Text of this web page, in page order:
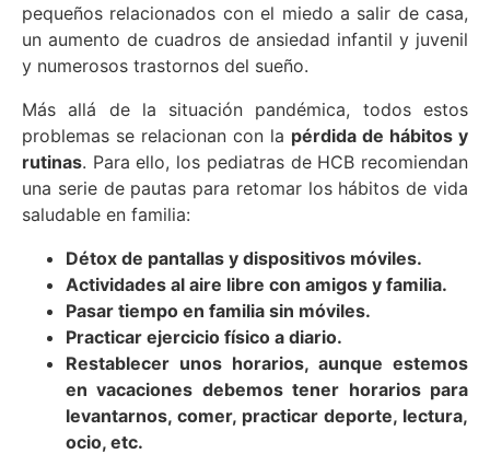
pequeños relacionados con el miedo a salir de casa,
un aumento de cuadros de ansiedad infantil y juvenil
y numerosos trastornos del sueño.
Más allá de la situación pandémica, todos estos
problemas se relacionan con la pérdida de hábitos y
rutinas. Para ello, los pediatras de HCB recomiendan
una serie de pautas para retomar los hábitos de vida
saludable en familia:
Détox de pantallas y dispositivos móviles.
Actividades al aire libre con amigos y familia.
Pasar tiempo en familia sin móviles.
Practicar ejercicio físico a diario.
Restablecer unos horarios, aunque estemos
en vacaciones debemos tener horarios para
levantarnos, comer, practicar deporte, lectura,
ocio, etc.